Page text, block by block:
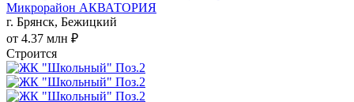
Микрорайон АКВАТОРИЯ
г. Брянск, Бежицкий
от 4.37 млн ₽
Строится